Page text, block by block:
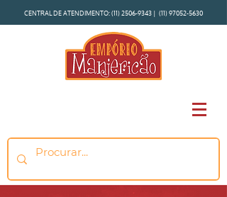
CENTRAL DE ATENDIMENTO:(11) 2506-9343 | (11) 97052-5630